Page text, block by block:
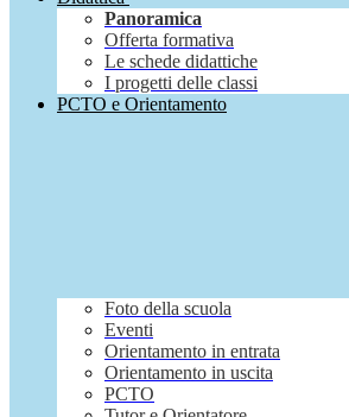
Panoramica
Offerta formativa
Le schede didattiche
I progetti delle classi
PCTO e Orientamento
Foto della scuola
Eventi
Orientamento in entrata
Orientamento in uscita
PCTO